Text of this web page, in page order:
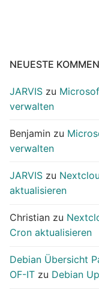
NEUESTE
JARVIS zu
verwalten
Benjamin zu
verwalten
JARVIS zu
aktualisieren
Christian zu
Cron aktualisieren
Debian Übersicht
OF-IT zu Debian